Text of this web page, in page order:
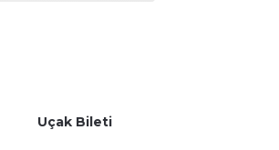
Uçak Bileti